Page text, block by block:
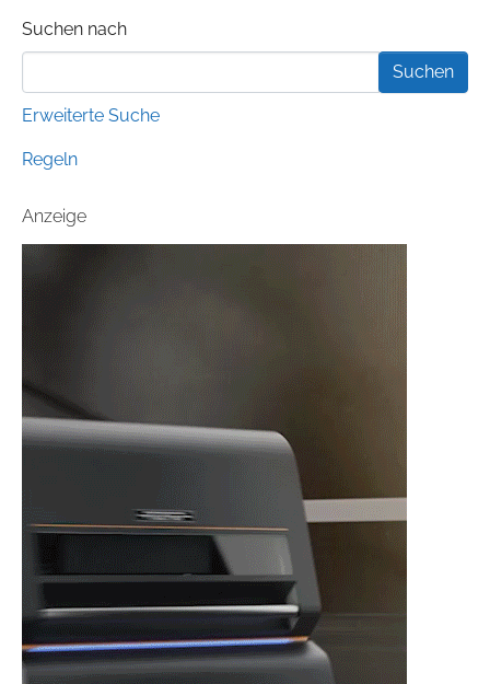
Suchformular
Suchen nach
Erweiterte Suche
Regeln
Anzeige